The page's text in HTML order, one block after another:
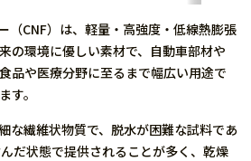
（CNF）は、軽量・高強度・低線熱膨張
の環境に優しい素材で、自動車部材や
品や医療分野に至るまで幅広い用途で
す。
な繊維状物質で、脱水が困難な試料であ
だ状態で提供されることが多く、乾燥